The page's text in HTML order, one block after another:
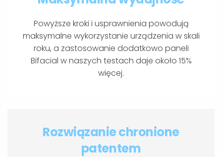
Powyższe kroki i usprawnienia powodują
maksymalne wykorzystanie urządzenia w skali
roku, a zastosowanie dodatkowo paneli
Bifacial w naszych testach daje około 15%
więcej.
Rozwiązanie chronione
patentem